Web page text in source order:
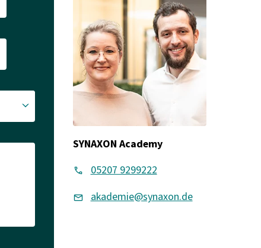
SYNAXON Academy
05207 9299222
akademie@synaxon.de